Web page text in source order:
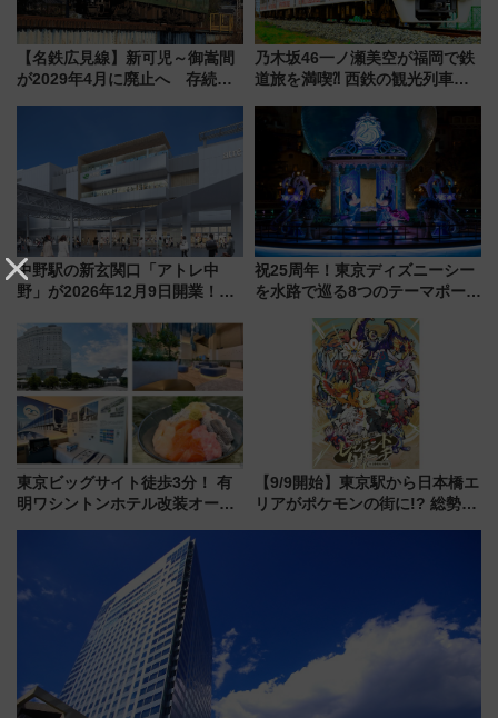
【名鉄広見線】新可児～御嵩間
が2029年4月に廃止へ 存続協
乃木坂46一ノ瀬美空が福岡で鉄
道旅を満喫⁈ 西鉄の観光列車
CHIKUGO」で巡る福岡･太宰
府･柳川の旅！YouTubeが公開
中野駅の新玄関口「アトレ中
野」が2026年12月9日開業！新
注目スポット
祝25周年！東京ディズニーシー
を水路で巡る8つのテーマポート
東京ビッグサイト徒歩3分！ 有
明ワシントンホテル改装オープ
客室」や海鮮丼が人気の朝食ビ
ュッフェを現地レポ
【9/9開始】東京駅から日本橋エ
リアがポケモンの街に!? 総勢